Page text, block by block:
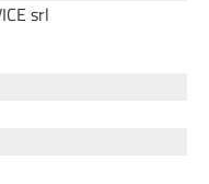
srl